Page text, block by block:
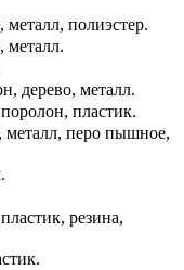
полиэстер.
металл.
дерево, металл.
пластик.
металл, перо пышное,
резина,